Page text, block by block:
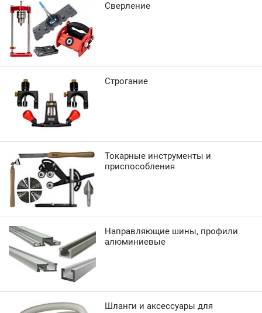
Сверление
Строгание
Токарные инструменты и
приспособления
Направляющие шины, профили
алюминиевые
Шланги и аксессуары для